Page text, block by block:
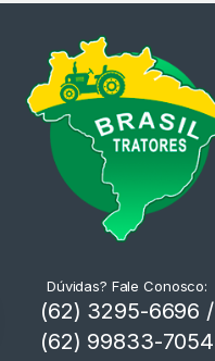
Dúvidas? Fale Conosco:
(62) 3295-6696 /
(62) 99833-7054